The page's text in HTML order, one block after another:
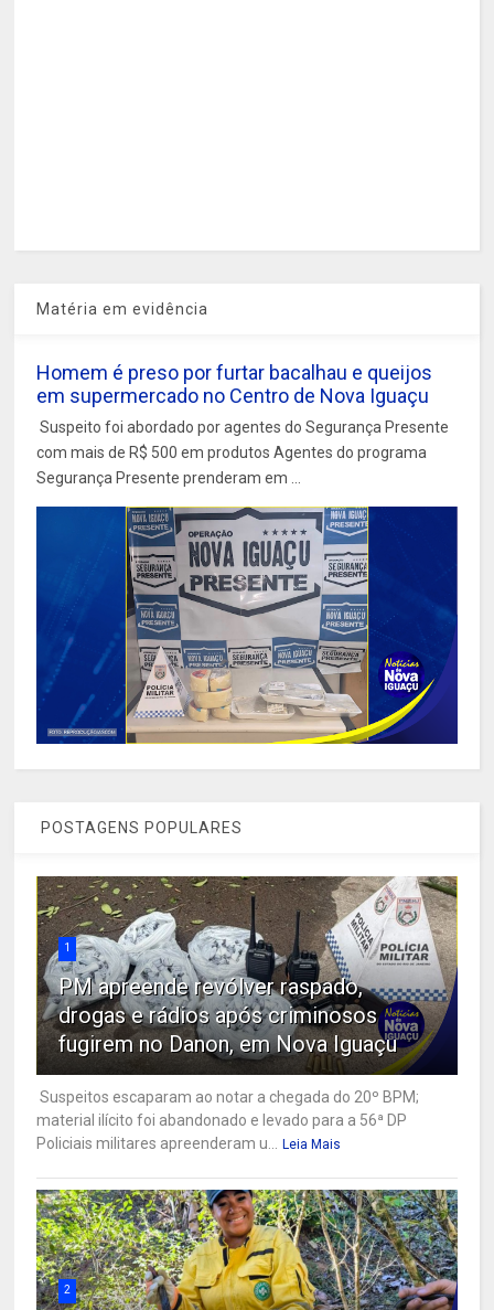
Matéria em evidência
Homem é preso por furtar bacalhau e queijos
em supermercado no Centro de Nova Iguaçu
Suspeito foi abordado por agentes do Segurança Presente
com mais de R$ 500 em produtos Agentes do programa
Segurança Presente prenderam em ...
POSTAGENS POPULARES
1
PM apreende revólver raspado,
drogas e rádios após criminosos
fugirem no Danon, em Nova Iguaçu
Suspeitos escaparam ao notar a chegada do 20º BPM;
material ilícito foi abandonado e levado para a 56ª DP
Policiais militares apreenderam u...
Leia Mais
2